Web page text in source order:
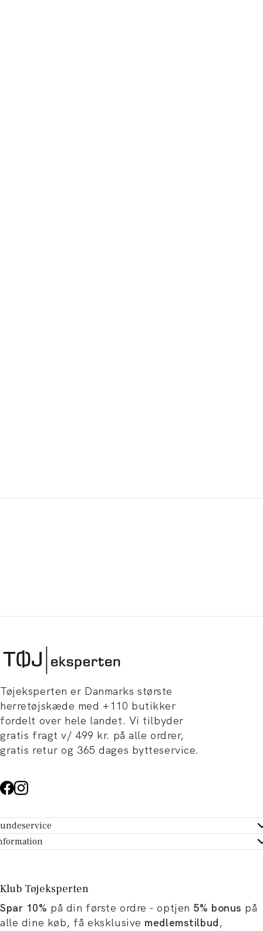
Tøjeksperten er Danmarks største
herretøjskæde med +110 butikker
fordelt over hele landet. Vi tilbyder
gratis fragt v/ 499 kr. på alle ordrer,
gratis retur og 365 dages bytteservice.
- Hjælpecenter
dit køb
Tøjeksperten
og artikler
Klub Tøjeksperten
Spar 10% på din første ordre - optjen 5% bonus på
alle dine køb, få eksklusive medlemstilbud,